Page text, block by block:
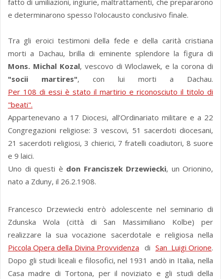
fatto di umiliazioni, ingiurie, maltrattamenti, che prepararono
e determinarono spesso l'olocausto conclusivo finale.
Tra gli eroici testimoni della fede e della carità cristiana
morti a Dachau, brilla di eminente splendore la figura di
Mons. Michal Kozal, vescovo di Wloclawek, e la corona di
"socii martires", con lui morti a Dachau.
Per 108 di essi è stato il martirio e riconosciuto il titolo di
"beati".
Appartenevano a 17 Diocesi, all’Ordinariato militare e a 22
Congregazioni religiose: 3 vescovi, 51 sacerdoti diocesani,
21 sacerdoti religiosi, 3 chierici, 7 fratelli coadiutori, 8 suore
e 9 laici.
Uno di questi è don Franciszek Drzewiecki, un Orionino,
nato a Zduny, il 26.2.1908.
Francesco Drzewiecki entrò adolescente nel seminario di
Zdunska Wola (città di San Massimiliano Kolbe) per
realizzare la sua vocazione sacerdotale e religiosa nella
Piccola Opera della Divina Provvidenza di San Luigi Orione.
Dopo gli studi liceali e filosofici, nel 1931 andò in Italia, nella
Casa madre di Tortona, per il noviziato e gli studi della